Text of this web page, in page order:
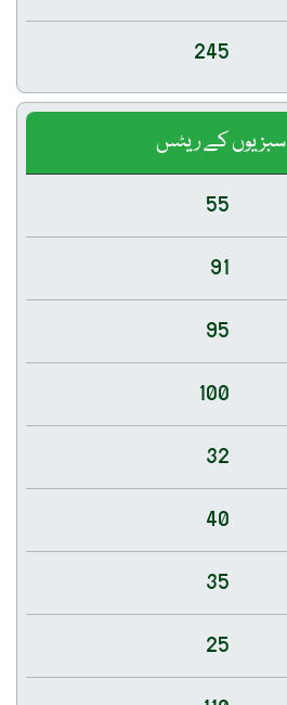
245
سبزیوں کے ریٹس
55
91
95
100
32
40
35
25